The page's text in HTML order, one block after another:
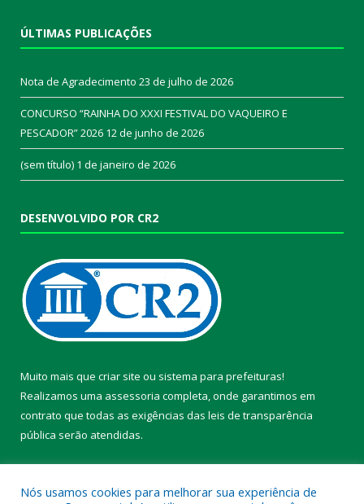
ÚLTIMAS PUBLICAÇÕES
Nota de Agradecimento 23 de julho de 2026
CONCURSO “RAINHA DO XXXI FESTIVAL DO VAQUEIRO E
PESCADOR” 2026 12 de junho de 2026
(sem título) 1 de janeiro de 2026
DESENVOLVIDO POR CR2
Muito mais que criar site ou sistema para prefeituras!
Realizamos uma assessoria completa, onde garantimos em
contrato que todas as exigências das leis de transparência
pública serão atendidas.
Nós usamos cookies para melhorar sua experiência de